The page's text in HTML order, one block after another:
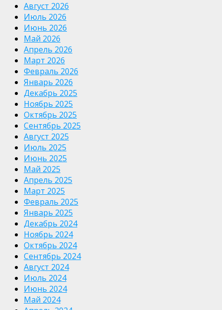
Август 2026
Июль 2026
Июнь 2026
Май 2026
Апрель 2026
Март 2026
Февраль 2026
Январь 2026
Декабрь 2025
Ноябрь 2025
Октябрь 2025
Сентябрь 2025
Август 2025
Июль 2025
Июнь 2025
Май 2025
Апрель 2025
Март 2025
Февраль 2025
Январь 2025
Декабрь 2024
Ноябрь 2024
Октябрь 2024
Сентябрь 2024
Август 2024
Июль 2024
Июнь 2024
Май 2024